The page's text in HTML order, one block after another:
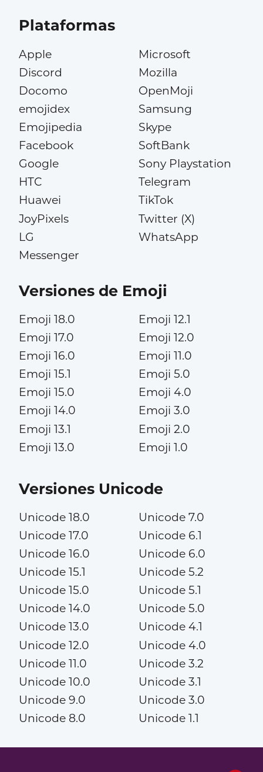
Plataformas
Apple
Discord
Docomo
emojidex
Emojipedia
Facebook
Google
HTC
Huawei
JoyPixels
LG
Messenger
Microsoft
Mozilla
OpenMoji
Samsung
Skype
SoftBank
Sony Playstation
Telegram
TikTok
Twitter (X)
WhatsApp
Versiones de Emoji
Emoji 18.0
Emoji 17.0
Emoji 16.0
Emoji 15.1
Emoji 15.0
Emoji 14.0
Emoji 13.1
Emoji 13.0
Emoji 12.1
Emoji 12.0
Emoji 11.0
Emoji 5.0
Emoji 4.0
Emoji 3.0
Emoji 2.0
Emoji 1.0
Versiones Unicode
Unicode 18.0
Unicode 17.0
Unicode 16.0
Unicode 15.1
Unicode 15.0
Unicode 14.0
Unicode 13.0
Unicode 12.0
Unicode 11.0
Unicode 10.0
Unicode 9.0
Unicode 8.0
Unicode 7.0
Unicode 6.1
Unicode 6.0
Unicode 5.2
Unicode 5.1
Unicode 5.0
Unicode 4.1
Unicode 4.0
Unicode 3.2
Unicode 3.1
Unicode 3.0
Unicode 1.1